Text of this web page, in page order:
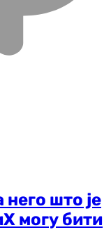
што је
могу бити